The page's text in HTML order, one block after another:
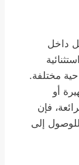
داخل
مختلفة.
أو
فإن
إلى